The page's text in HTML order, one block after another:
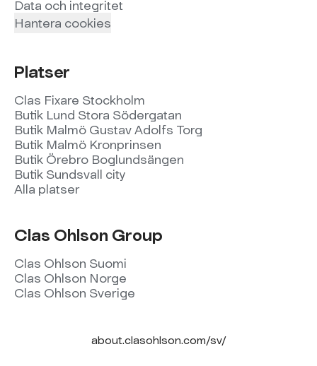
Data och integritet
Hantera cookies
Platser
Clas Fixare Stockholm
Butik Lund Stora Södergatan
Butik Malmö Gustav Adolfs Torg
Butik Malmö Kronprinsen
Butik Örebro Boglundsängen
Butik Sundsvall city
Alla platser
Clas Ohlson Group
Clas Ohlson Suomi
Clas Ohlson Norge
Clas Ohlson Sverige
about.clasohlson.com/sv/